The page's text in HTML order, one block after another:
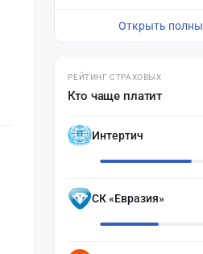
Открыть
РЕЙТИНГ СТРАХОВЫХ
Кто чаще платит
Интертич
СК «Евразия»